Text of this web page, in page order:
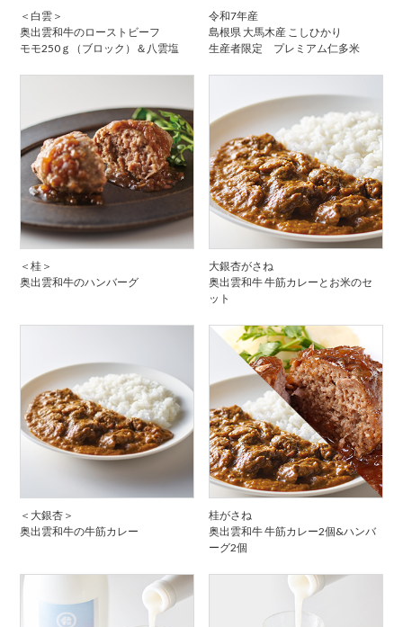
＜白雲＞
奥出雲和牛のローストビーフ
モモ250ｇ（ブロック）＆八雲塩
令和7年産
島根県 大馬木産 こしひかり
生産者限定 プレミアム仁多米
＜桂＞
奥出雲和牛のハンバーグ
大銀杏がさね
奥出雲和牛 牛筋カレーとお米のセ
ット
＜大銀杏＞
奥出雲和牛の牛筋カレー
桂がさね
奥出雲和牛 牛筋カレー2個&ハンバ
ーグ2個